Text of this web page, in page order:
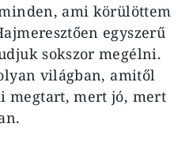
ami körülöttem
egyszerű
sokszor megélni.
világban, amitől
megtart, mert jó, mert